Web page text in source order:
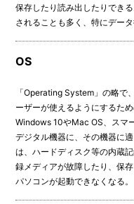
保存したり読み出したりでき
されることも多く、特にデー
OS
「Operating System」の略で
ーザーが使えるようにするた
Windows 10やMac OS、スマ
デジタル機器に、その機器に
は、ハードディスク等の内蔵
録メディアが故障したり、保
パソコンが起動できなくなる。